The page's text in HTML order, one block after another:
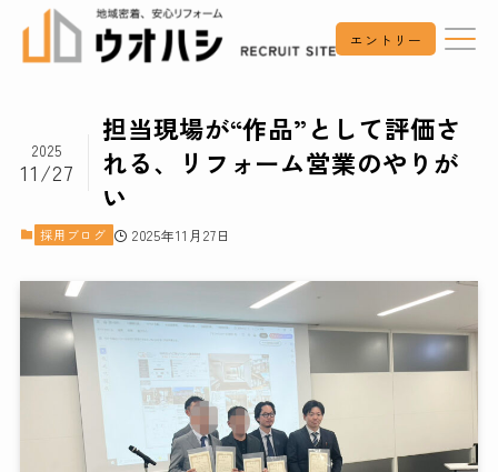
エントリー
担当現場が“作品”として評価さ
れる、リフォーム営業のやりが
い
2025
11/27
採用ブログ 2025年11月27日